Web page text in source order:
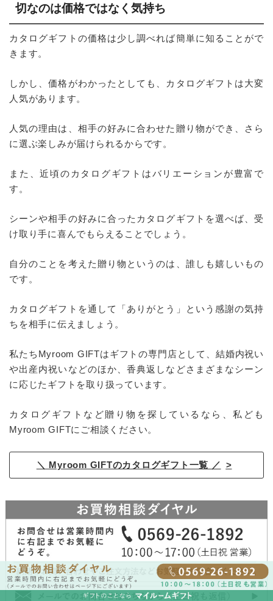
切なのは価格ではなく気持ち
カタログギフトの価格は少し調べれば簡単に知ることがで
きます。
しかし、価格がわかったとしても、カタログギフトは大変
人気があります。
人気の理由は、相手の好みに合わせた贈り物ができ、さら
に選ぶ楽しみが届けられるからです。
また、近頃のカタログギフトはバリエーションが豊富で
す。
シーンや相手の好みに合ったカタログギフトを選べば、受
け取り手に喜んでもらえることでしょう。
自分のことを考えた贈り物というのは、誰しも嬉しいもの
です。
カタログギフトを通して「ありがとう」という感謝の気持
ちを相手に伝えましょう。
私たちMyroom GIFTはギフトの専門店として、結婚内祝い
や出産内祝いなどのほか、香典返しなどさまざまなシーン
に応じたギフトを取り扱っています。
カタログギフトなど贈り物を探しているなら、私ども
Myroom GIFTにご相談ください。
＼ Myroom GIFTのカタログギフト一覧 ／